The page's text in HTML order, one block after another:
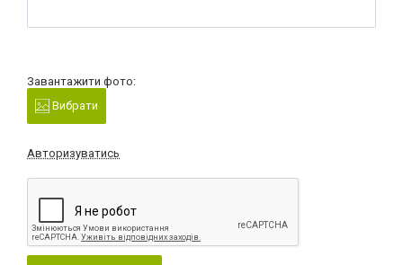
Завантажити фото:
Вибрати
Авторизуватись